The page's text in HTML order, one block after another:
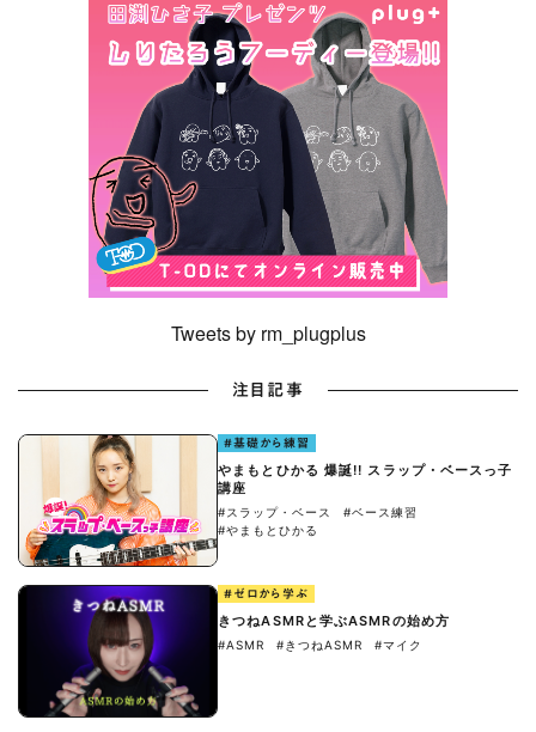
Tweets by rm_plugplus
注目記事
#基礎から練習
やまもとひかる 爆誕!! スラップ・ベースっ子
講座
#スラップ・ベース
#ベース練習
#やまもとひかる
#ゼロから学ぶ
きつねASMRと学ぶASMRの始め方
#ASMR #きつねASMR #マイク